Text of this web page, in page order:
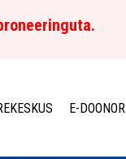
E-DOONOR